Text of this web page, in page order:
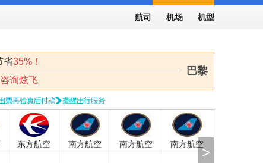
航司 机场 机型
巴黎
省35%！
咨询炫飞
东方航空 南方航空 南方航空 南方航空 >